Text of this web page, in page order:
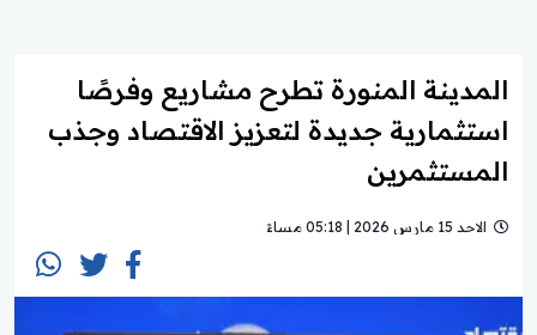
المدينة المنورة تطرح مشاريع وفرصًا
استثمارية جديدة لتعزيز الاقتصاد وجذب
المستثمرين
الاحد 15 مارس 2026 | 05:18 مساءً